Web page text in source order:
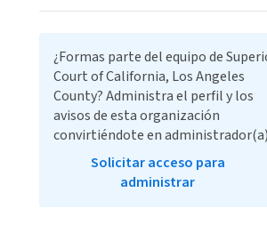
¿Formas parte del equipo de
Court of California, Los Angeles
County? Administra el perfil y los
avisos de esta organización
convirtiéndote en
Solicitar acceso para
administrar